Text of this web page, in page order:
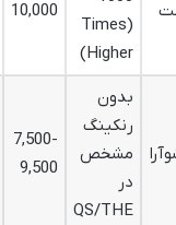
(Times
Higher)
10,000
بدون
رنکینگ
مشخص
در
QS/THE
7,500-
9,500